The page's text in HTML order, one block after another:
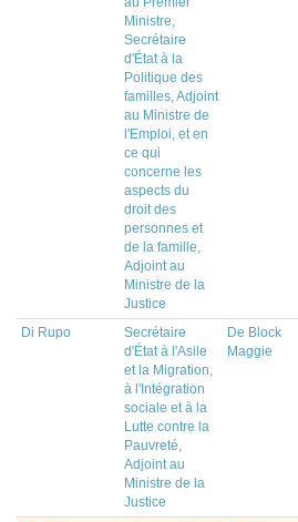
Ministre,
Secrétaire
d'État à la
Politique des
familles, Adjoint
au Ministre de
l'Emploi, et en
ce qui
concerne les
aspects du
droit des
personnes et
de la famille,
Adjoint au
Ministre de la
Justice
Di Rupo
Secrétaire
d'État à l'Asile
et la Migration,
à l'Intégration
sociale et à la
Lutte contre la
Pauvreté,
Adjoint au
Ministre de la
Justice
De Block
Maggie